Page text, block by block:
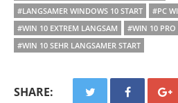
#LANGSAMER WINDOWS 10 START
#PC
#WIN 10 EXTREM LANGSAM
#WIN 10 PRO
#WIN 10 SEHR LANGSAMER START
SHARE: